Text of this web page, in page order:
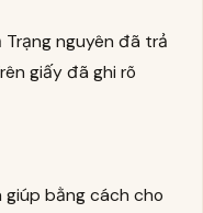
Trạng nguyên đã trả
giấy đã ghi rõ
giúp bằng cách cho